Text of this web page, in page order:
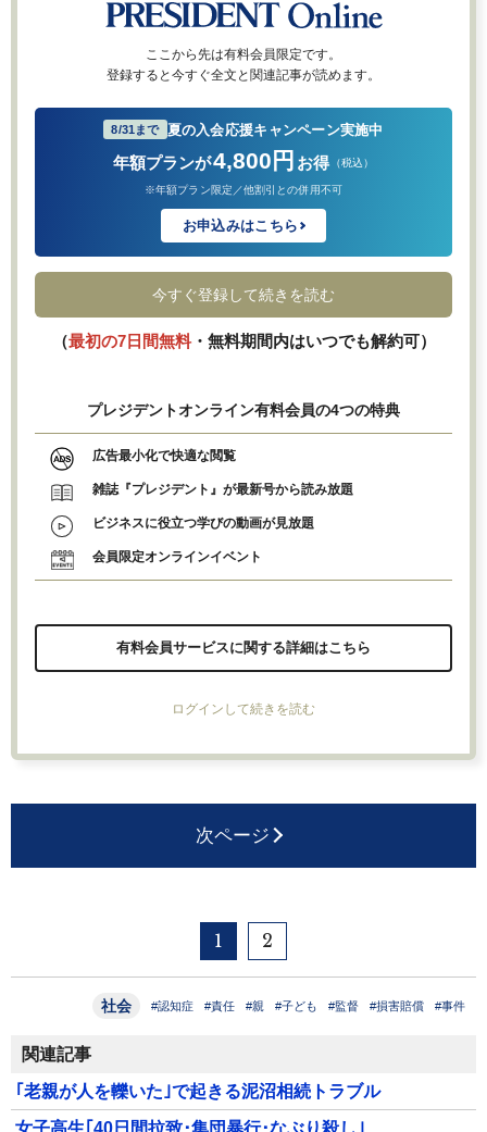
ここから先は有料会員限定です。
登録すると今すぐ全文と関連記事が読めます。
8/31まで 夏の入会応援キャンペーン実施中
年額プランが4,800円 お得 （税込）
※年額プラン限定／他割引との併用不可
お申込みはこちら
今すぐ登録して続きを読む
（最初の7日間無料・無料期間内はいつでも解約可）
プレジデントオンライン有料会員の4つの特典
広告最小化で快適な閲覧
雑誌『プレジデント』が最新号から読み放題
ビジネスに役立つ学びの動画が見放題
会員限定オンラインイベント
有料会員サービスに関する詳細はこちら
ログインして続きを読む
次ページ
1 2
社会 #認知症 #責任 #親 #子ども #監督 #損害賠償 #事件
関連記事
｢老親が人を轢いた｣で起きる泥沼相続トラブル
女子高生｢40日間拉致･集団暴行･なぶり殺し｣